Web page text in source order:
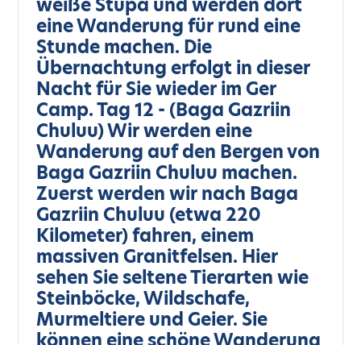
weiße Stupa und werden dort
eine Wanderung für rund eine
Stunde machen. Die
Übernachtung erfolgt in dieser
Nacht für Sie wieder im Ger
Camp. Tag 12 - (Baga Gazriin
Chuluu) Wir werden eine
Wanderung auf den Bergen von
Baga Gazriin Chuluu machen.
Zuerst werden wir nach Baga
Gazriin Chuluu (etwa 220
Kilometer) fahren, einem
massiven Granitfelsen. Hier
sehen Sie seltene Tierarten wie
Steinböcke, Wildschafe,
Murmeltiere und Geier. Sie